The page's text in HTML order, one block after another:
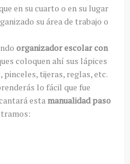
en su cuarto o en su lugar
su área de trabajo o
organizador escolar con
coloquen ahí sus lápices
tijeras, reglas, etc.
lo fácil que fue
esta manualidad paso